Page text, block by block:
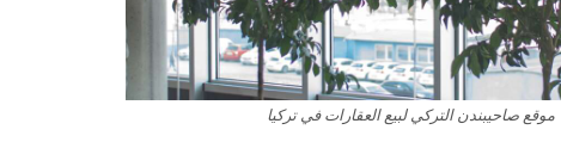
موقع صاحيبندن التركي لبيع العقارات في تركيا